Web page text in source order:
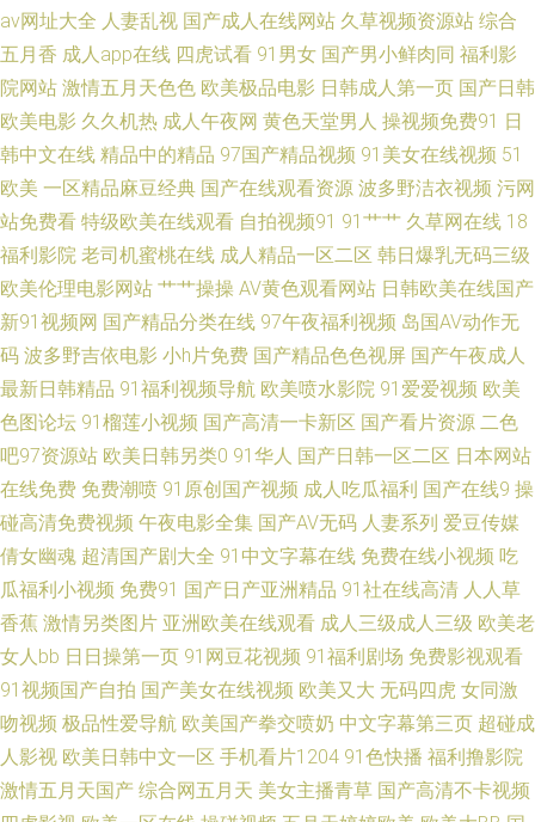
慰 黄色小片8848 欧美久久草在线 日韩欧美www 91豆花在线看 超碰在线97
日本 日本槽逼草莓视频 欧美三级aaa 午夜影院0050 91视频9999 超碰人妻主
页 国产久草要 久热这里 人人操人人摸 五月花婷婷综合 91传媒在线观看 爱
豆福利导航 福利社123 激情综合BT 欧美福利电影 丝袜性交免费网站 在线观
看欧美肏屄 97狠狠 国产看mv人人 另类综合图 午夜福利色色99 btav天堂在
线 韩国理论午夜 人人97操 午夜九二福利 91高清系列 www91c伊人 国产w色
麻豆 美女超碰在线 三级国产在线 亚洲天堂官方网站 99啪啪热 美女A片视频
色资源网 尤物色情 91字幕中文视频 国产成人www 麻豆爱爱网 日韩天天肏
屄 91熟女首页 福利社免费视频 久久艹国产视频 日本操逼片电影 午夜福利站
91色版 传媒大片免费看 激情午夜一区 日本三极片集 一区美女 男人的天堂无
码 亚洲成人自拍网 国产精品豆花操逼 51黑料第一页 久久绯色 天堂av2026
三级片网页 91豆花精品 福利视频导航大全 欧美激情A级片 无码专区伦理三
级 91免费网站观看 久草视频资源网 午夜狼人香蕉 青娱乐最新地址 av不卡不
av网址大全 人妻乱视 国产成人在线网站 久草视频资源站 综合
五月香 成人app在线 四虎试看 91男女 国产男小鲜肉同 福利影
院网站 激情五月天色色 欧美极品电影 日韩成人第一页 国产日韩
欧美电影 久久机热 成人午夜网 黄色天堂男人 操视频免费91 日
韩中文在线 精品中的精品 97国产精品视频 91美女在线视频 51
欧美 一区精品麻豆经典 国产在线观看资源 波多野洁衣视频 污网
站免费看 特级欧美在线观看 自拍视频91 91艹艹 久草网在线 18
福利影院 老司机蜜桃在线 成人精品一区二区 韩日爆乳无码三级
欧美伦理电影网站 艹艹操操 AV黄色观看网站 日韩欧美在线国产
新91视频网 国产精品分类在线 97午夜福利视频 岛国AV动作无
码 波多野吉依电影 小h片免费 国产精品色色视屏 国产午夜成人
最新日韩精品 91福利视频导航 欧美喷水影院 91爱爱视频 欧美
色图论坛 91榴莲小视频 国产高清一卡新区 国产看片资源 二色
吧97资源站 欧美日韩另类0 91华人 国产日韩一区二区 日本网站
在线免费 免费潮喷 91原创国产视频 成人吃瓜福利 国产在线9 操
碰高清免费视频 午夜电影全集 国产AV无码 人妻系列 爱豆传媒
倩女幽魂 超清国产剧大全 91中文字幕在线 免费在线小视频 吃
瓜福利小视频 免费91 国产日产亚洲精品 91社在线高清 人人草
香蕉 激情另类图片 亚洲欧美在线观看 成人三级成人三级 欧美老
女人bb 日日操第一页 91网豆花视频 91福利剧场 免费影视观看
91视频国产自拍 国产美女在线视频 欧美又大 无码四虎 女同激
吻视频 极品性爱导航 欧美国产拳交喷奶 中文字幕第三页 超碰成
人影视 欧美日韩中文一区 手机看片1204 91色快播 福利撸影院
激情五月天国产 综合网五月天 美女主播青草 国产高清不卡视频